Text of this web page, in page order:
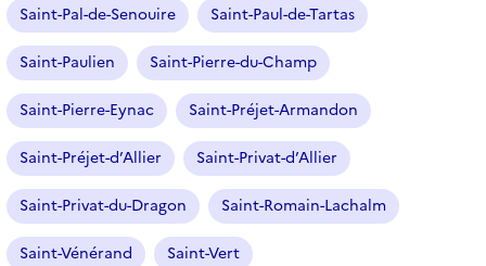
Saint-Pal-de-Senouire Saint-Paul-de-Tartas
Saint-Paulien Saint-Pierre-du-Champ
Saint-Pierre-Eynac Saint-Préjet-Armandon
Saint-Préjet-d’Allier Saint-Privat-d’Allier
Saint-Privat-du-Dragon Saint-Romain-Lachalm
Saint-Vénérand Saint-Vert